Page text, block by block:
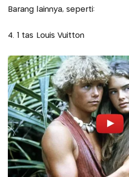
Barang lainnya, seperti:
4. 1 tas Louis Vuitton